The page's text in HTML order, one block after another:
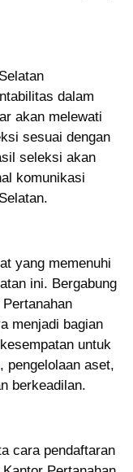
dalam
akan melewati
sesuai dengan
seleksi akan
komunikasi
yang memenuhi
ini. Bergabung
menjadi bagian
untuk
pengelolaan aset,
berkeadilan.
cara pendaftaran